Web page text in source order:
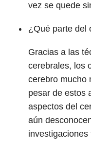
vez se quede
¿Qué parte del
Gracias a las
cerebrales, los
cerebro mucho
pesar de estos
aspectos del
aún
investigaciones